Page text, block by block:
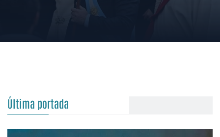
Última portada